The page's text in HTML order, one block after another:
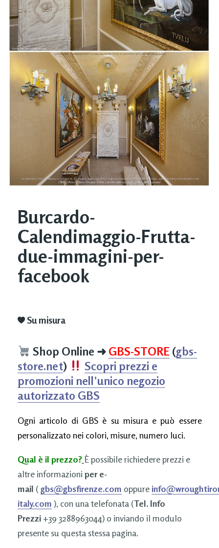
Burcardo-
Calendimaggio-Frutta-
due-immagini-per-
facebook
Su misura
Shop Online ➜ GBS-STORE (gbs-
store.net)
Scopri prezzi e
promozioni nell’unico negozio
autorizzato GBS
Ogni articolo di GBS è su misura e può essere
personalizzato nei colori, misure, numero luci.
Qual è il prezzo? È possibile richiedere prezzi e
altre informazioni per e-
mail ( gbs@gbsfirenze.com oppure
italy.com ), con una telefonata (Tel. Info
Prezzi+39 3288963044) o inviando il modulo
presente su questa stessa pagina.